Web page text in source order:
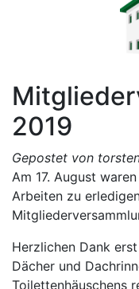
2019
Gepostet von
Am 17. August
Arbeiten zu
Herzlichen Dank
Dächer und
Toilettenhäuschens